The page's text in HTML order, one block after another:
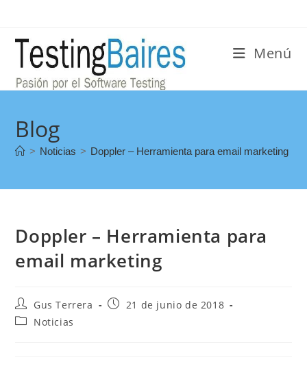
Menú
Blog
> Noticias > Doppler – Herramienta para email marketing
Doppler – Herramienta para
email marketing
Gus Terrera
21 de junio de 2018
Noticias